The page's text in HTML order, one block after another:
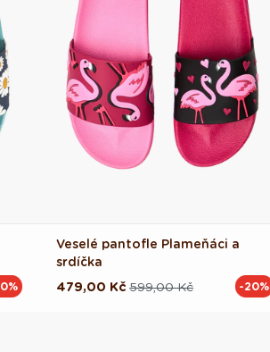
Veselé pantofle Plameňáci a
srdíčka
Běžná
599,00 Kč
Výprodejová
479,00 Kč -20%